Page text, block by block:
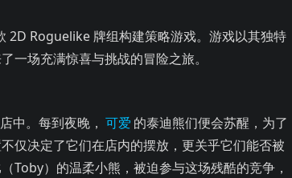
构建策略游戏。游戏以其独特的设定、丰富
2D Roguelike 牌组构建策略游戏。游戏以其独特
一场充满惊喜与挑战的冒险之旅。
中。每到夜晚， 可爱 的泰迪熊们便会苏醒，为了
仅决定了它们在店内的摆放，更关乎它们能否被
Toby）的温柔小熊，被迫参与这场残酷的竞争，